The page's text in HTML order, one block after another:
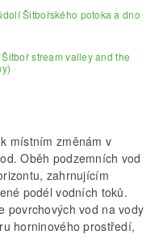
Šitbořského potoka a dno
stream valley and the
místním změnám v
Oběh podzemních vod
zahrnujícím
podél vodních toků.
povrchových vod na vody
horninového prostředí,